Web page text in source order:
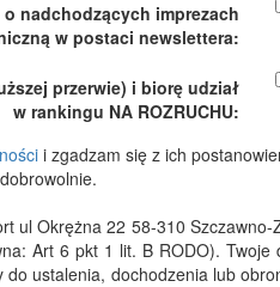
nadchodzących imprezach
w postaci newslettera:
przerwie) i biorę udział
w rankingu NA ROZRUCHU:
i zgadzam się z ich
ul Okrężna 22 58-310
Art 6 pkt 1 lit. B RODO).
ustalenia, dochodzenia lub